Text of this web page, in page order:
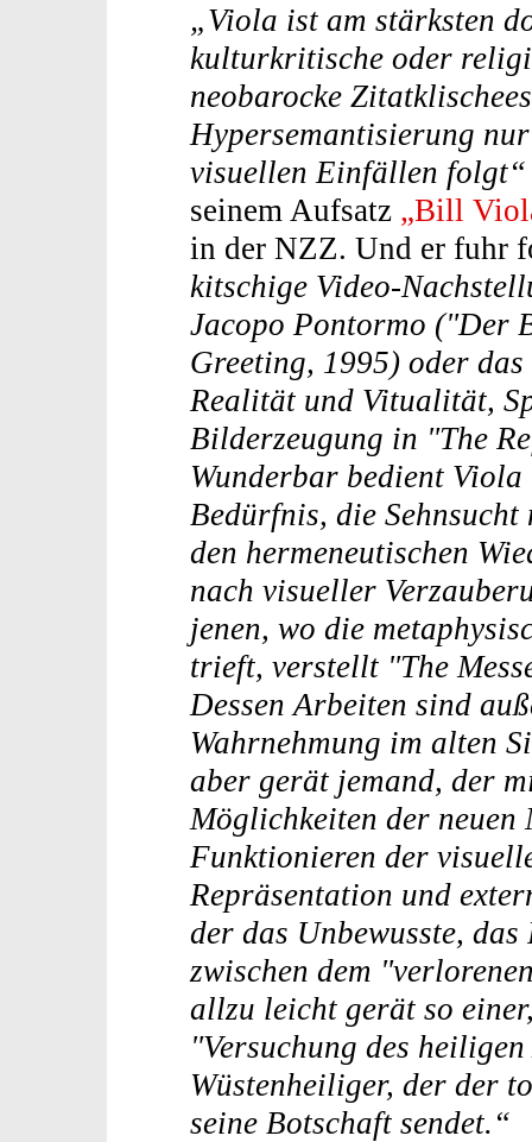
„Viola ist am stärksten
kulturkritische oder
neobarocke
Hypersemantisierung
visuellen Einfällen
seinem Aufsatz „Bill
in der NZZ. Und er fuhr
kitschige Video-
Jacopo Pontormo ("Der
Greeting, 1995) oder
Realität und Vitualität,
Bilderzeugung in "The
Wunderbar bedient
Bedürfnis, die
den hermeneutischen
nach visueller
jenen, wo die
trieft, verstellt "The
Dessen Arbeiten sind
Wahrnehmung im alten
aber gerät jemand, der
Möglichkeiten der
Funktionieren der
Repräsentation und
der das Unbewusste,
zwischen dem
allzu leicht gerät so
"Versuchung des
Wüstenheiliger, der der
seine Botschaft sendet.“